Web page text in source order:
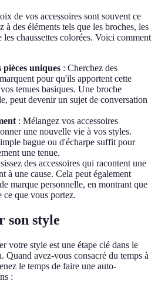
de vos accessoires sont souvent ce
des éléments tels que les broches, les
chaussettes colorées. Voici comment
pièces uniques : Cherchez des
pour qu'ils apportent cette
tenues basiques. Une broche
peut devenir un sujet de conversation
: Mélangez vos accessoires
une nouvelle vie à vos styles.
bague ou d'écharpe suffit pour
une tenue.
des accessoires qui racontent une
à une cause. Cela peut également
marque personnelle, en montrant que
ce que vous portez.
son style
votre style est une étape clé dans le
Quand avez-vous consacré du temps à
le temps de faire une auto-
: